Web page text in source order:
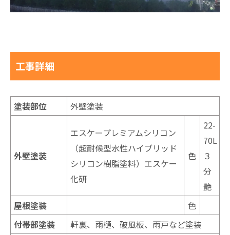
工事詳細
塗装部位 外壁塗装
外壁塗装
エスケープレミアムシリコン
（超耐候型水性ハイブリッド
シリコン樹脂塗料）エスケー
化研
色
22-
70L
３
分
艶
屋根塗装
色
付帯部塗装
軒裏、雨樋、破風板、雨戸など塗装